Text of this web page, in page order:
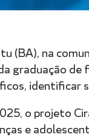
(BA), na
graduação de
identificar
o projeto
e